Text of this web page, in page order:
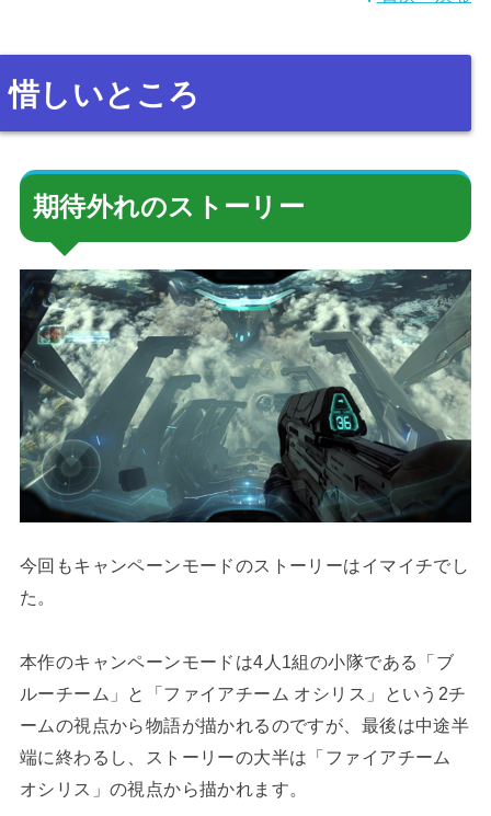
惜しいところ
期待外れのストーリー
今回もキャンペーンモードのストーリーはイマイチでし
た。
本作のキャンペーンモードは4人1組の小隊である「ブ
ルーチーム」と「ファイアチーム オシリス」という2チ
ームの視点から物語が描かれるのですが、最後は中途半
端に終わるし、ストーリーの大半は「ファイアチーム
オシリス」の視点から描かれます。